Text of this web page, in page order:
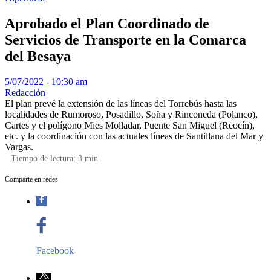
Aprobado el Plan Coordinado de
Servicios de Transporte en la Comarca
del Besaya
5/07/2022 - 10:30 am
Redacción
El plan prevé la extensión de las líneas del Torrebús hasta las
localidades de Rumoroso, Posadillo, Soña y Rinconeda (Polanco),
Cartes y el polígono Mies Molladar, Puente San Miguel (Reocín),
etc. y la coordinación con las actuales líneas de Santillana del Mar y
Vargas.
Tiempo de lectura: 3 min
Comparte en redes
Facebook